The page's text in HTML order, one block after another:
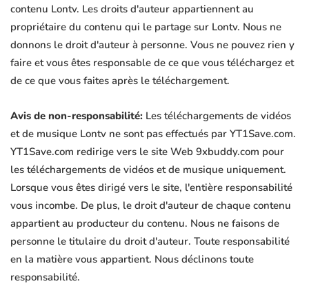
contenu Lontv. Les droits d'auteur appartiennent au
propriétaire du contenu qui le partage sur Lontv. Nous ne
donnons le droit d'auteur à personne. Vous ne pouvez rien y
faire et vous êtes responsable de ce que vous téléchargez et
de ce que vous faites après le téléchargement.
Avis de non-responsabilité: Les téléchargements de vidéos
et de musique Lontv ne sont pas effectués par YT1Save.com.
YT1Save.com redirige vers le site Web 9xbuddy.com pour
les téléchargements de vidéos et de musique uniquement.
Lorsque vous êtes dirigé vers le site, l'entière responsabilité
vous incombe. De plus, le droit d'auteur de chaque contenu
appartient au producteur du contenu. Nous ne faisons de
personne le titulaire du droit d'auteur. Toute responsabilité
en la matière vous appartient. Nous déclinons toute
responsabilité.